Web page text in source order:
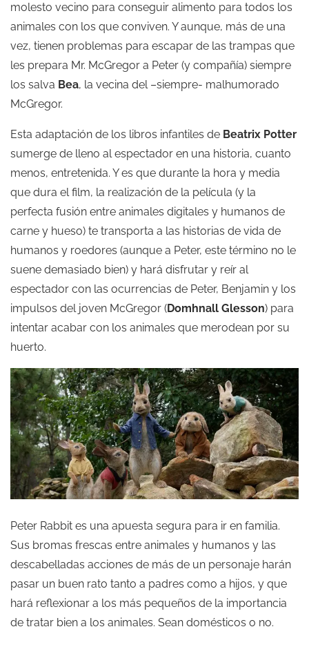
molesto vecino para conseguir alimento para todos los
animales con los que conviven. Y aunque, más de una
vez, tienen problemas para escapar de las trampas que
les prepara Mr. McGregor a Peter (y compañía) siempre
los salva Bea, la vecina del –siempre- malhumorado
McGregor.
Esta adaptación de los libros infantiles de Beatrix Potter
sumerge de lleno al espectador en una historia, cuanto
menos, entretenida. Y es que durante la hora y media
que dura el film, la realización de la película (y la
perfecta fusión entre animales digitales y humanos de
carne y hueso) te transporta a las historias de vida de
humanos y roedores (aunque a Peter, este término no le
suene demasiado bien) y hará disfrutar y reír al
espectador con las ocurrencias de Peter, Benjamin y los
impulsos del joven McGregor (Domhnall Glesson) para
intentar acabar con los animales que merodean por su
huerto.
Peter Rabbit es una apuesta segura para ir en familia.
Sus bromas frescas entre animales y humanos y las
descabelladas acciones de más de un personaje harán
pasar un buen rato tanto a padres como a hijos, y que
hará reflexionar a los más pequeños de la importancia
de tratar bien a los animales. Sean domésticos o no.